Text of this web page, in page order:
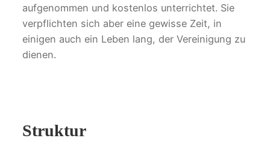
aufgenommen und kostenlos unterrichtet. Sie
verpflichten sich aber eine gewisse Zeit, in
einigen auch ein Leben lang, der Vereinigung zu
dienen.
Struktur